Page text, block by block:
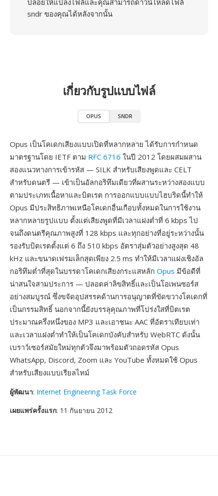
ปล่อยให้แปลงไฟล์และคุณสามารถดาวน์โหลดไฟล์
sndr ของคุณได้หลังจากนั้น
เกี่ยวกับรูปแบบไฟล์
OPUS SNDR
Opus เป็นโคเดกเสียงแบบเปิดที่หลากหลาย ได้รับการกำหนด
มาตรฐานโดย IETF ตาม RFC 6716 ในปี 2012 โดยผสมผสาน
สองแนวทางการเข้ารหัส — SILK สำหรับเสียงพูดและ CELT
สำหรับดนตรี — เข้าเป็นอัลกอริทึมเดียวที่ผสานระหว่างสองแบบ
ตามประเภทเนื้อหาและบิตเรต การออกแบบแบบไฮบริดนี้ทำให้
Opus มีประสิทธิภาพเหนือโคเดกอื่นเกือบทั้งหมดในการใช้งาน
หลากหลายรูปแบบ ตั้งแต่เสียงพูดที่มีเวลาแฝงต่ำที่ 6 kbps ไป
จนถึงดนตรีคุณภาพสูงที่ 128 kbps และทุกอย่างที่อยู่ระหว่างนั้น
รองรับบิตเรตตั้งแต่ 6 ถึง 510 kbps อัตราสุ่มตัวอย่างสูงสุด 48
kHz และขนาดเฟรมเล็กสุดเพียง 2.5 ms ทำให้มีเวลาแฝงเชิงอัล
กอริทึมต่ำที่สุดในบรรดาโคเดกเสียงกระแสหลัก Opus มีข้อดีที่
น่าสนใจสามประการ — ปลอดค่าลิขสิทธิ์และเป็นโอเพนซอร์ส
อย่างสมบูรณ์ ซึ่งขจัดอุปสรรคด้านการอนุญาตที่ขัดขวางโคเดกที่
เป็นกรรมสิทธิ์ นอกจากนี้ยังบรรลุคุณภาพที่โปร่งใสที่บิตเรต
ประมาณครึ่งหนึ่งของ MP3 และเอาชนะ AAC ที่อัตราเทียบเท่า
และเวลาแฝงต่ำทำให้เป็นโคเดกบังคับสำหรับ WebRTC ดังนั้น
เบราว์เซอร์สมัยใหม่ทุกตัวจึงมาพร้อมตัวถอดรหัส Opus
WhatsApp, Discord, Zoom และ YouTube ทั้งหมดใช้ Opus
สำหรับเสียงแบบเรียลไทม์
ผู้พัฒนา: Internet Engineering Task Force
เผยแพร่ครั้งแรก: 11 กันยายน 2012